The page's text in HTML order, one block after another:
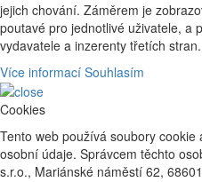
jejich chování. Záměrem je
poutavé pro jednotlivé uživatele, a
vydavatele a inzerenty třetích stran.
Více informací Souhlasím
Cookies
Tento web používá soubory
osobní údaje. Správcem těchto
s.r.o., Mariánské náměstí 62,